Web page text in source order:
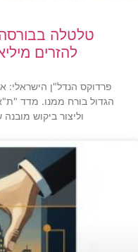
טלטלה
להזרים
פרדוקס הנדל"ן הישראלי:
וליצור ביקוש